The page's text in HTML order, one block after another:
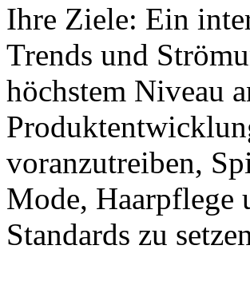
Ihre Ziele: Ein
Trends und
höchstem Niveau
voranzutreiben,
Mode, Haarpflege
Standards zu